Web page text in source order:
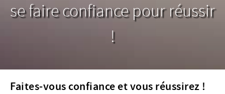
se faire confiance pour réussir
!
Faites-vous confiance et vous réussirez !